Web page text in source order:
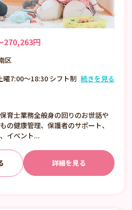
270,263円
区
曜7:00～18:30 シフト制 続きを見る
育士業務全般身の回りのお世話や
の健康管理、保護者のサポート、
イベント...
詳細を見る